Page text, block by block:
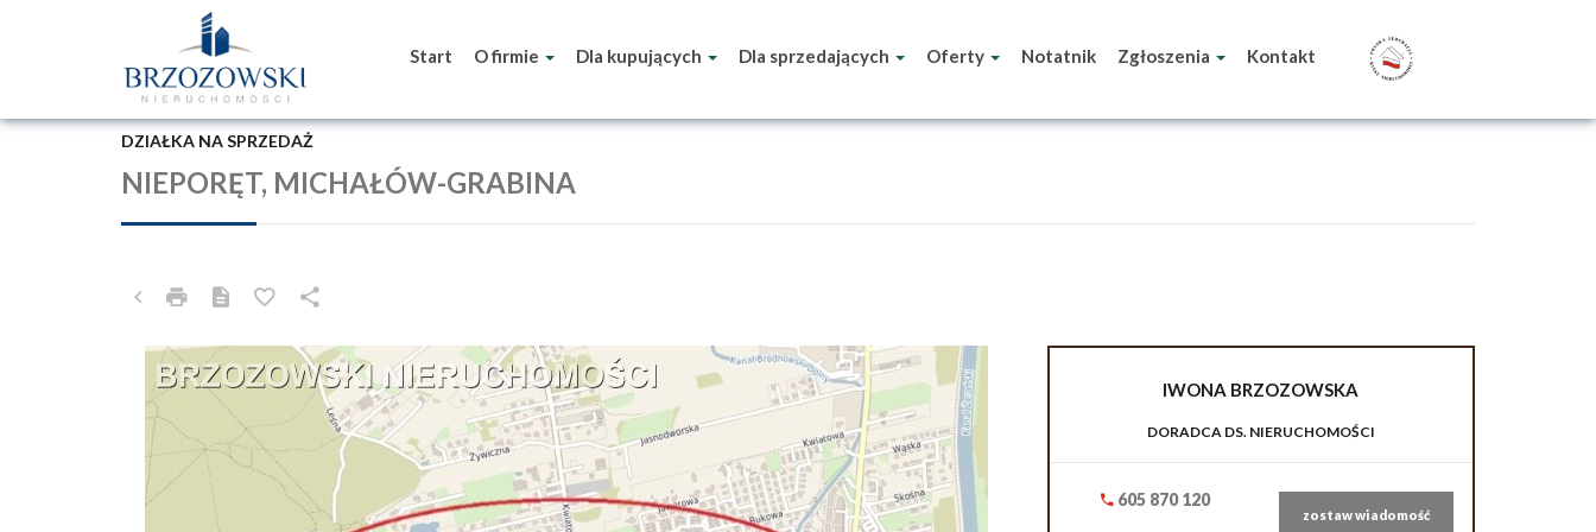
Start O firmie Dla kupujących Dla sprzedających Oferty Notatnik Zgłoszenia Kontakt
NIEPORĘT, MICHAŁÓW-GRABINA
DZIAŁKA NA SPRZEDAŻ
IWONA BRZOZOWSKA
DORADCA DS. NIERUCHOMOŚCI
605 870 120
zostaw wiadomość